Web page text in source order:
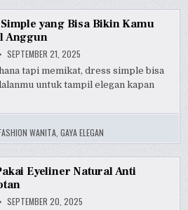
yang Bisa Bikin Kamu
Anggun
SEPTEMBER 21, 2025
tapi memikat, dress simple bisa
untuk tampil elegan kapan
WANITA ,GAYA ELEGAN
Eyeliner Natural Anti
SEPTEMBER 20, 2025